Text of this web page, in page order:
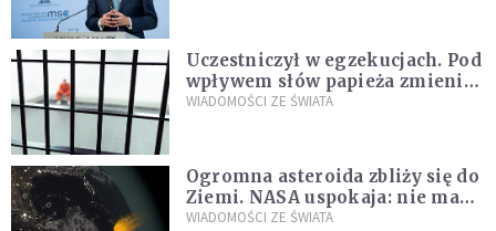
Uczestniczył w egzekucjach. Pod
wpływem słów papieża zmienił
zdanie
WIADOMOŚCI ZE ŚWIATA
Ogromna asteroida zbliży się do
Ziemi. NASA uspokaja: nie ma
zagrożenia
WIADOMOŚCI ZE ŚWIATA